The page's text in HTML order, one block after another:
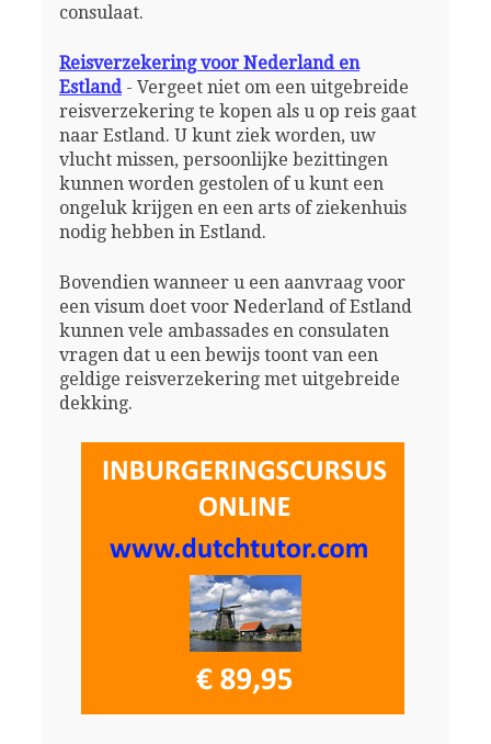
consulaat.
Reisverzekering voor Nederland en
Estland- Vergeet niet om een uitgebreide
reisverzekering te kopen als u op reis gaat
naar Estland. U kunt ziek worden, uw
vlucht missen, persoonlijke bezittingen
kunnen worden gestolen of u kunt een
ongeluk krijgen en een arts of ziekenhuis
nodig hebben in Estland.
Bovendien wanneer u een aanvraag voor
een visum doet voor Nederland of Estland
kunnen vele ambassades en consulaten
vragen dat u een bewijs toont van een
geldige reisverzekering met uitgebreide
dekking.